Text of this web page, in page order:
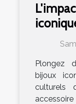
Plongez
bijoux
culturels